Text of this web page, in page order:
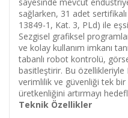
sağlarken, 31 adet
13849-1, Kat. 3, PLd) ile
Sezgisel grafiksel
ve kolay kullanım imkanı
tabanlı robot kontrolü,
basitleştirir. Bu özellikleriyle
verimlilik ve güvenliği tek
üretkenliğini artırmayı
Teknik Özellikler